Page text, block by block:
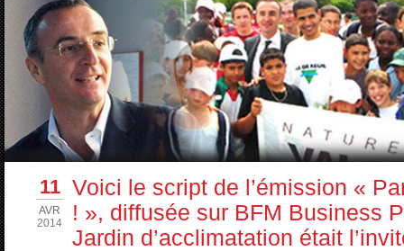
11
AVR
2014
Voici le script de l’émission «
! », diffusée sur BFM Business
Jardin d’acclimatation était